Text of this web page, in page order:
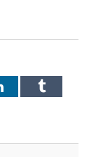
LinkedInTumblr